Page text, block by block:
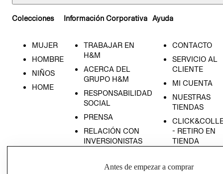
Colecciones
MUJER
HOMBRE
NIÑOS
HOME
Información Corporativa
TRABAJAR EN
H&M
ACERCA DEL
GRUPO H&M
RESPONSABILIDAD
SOCIAL
PRENSA
RELACIÓN CON
INVERSIONISTAS
EMPRESARIAL
Ayuda
CONTACTO
SERVICIO AL
CLIENTE
MI CUENTA
NUESTRAS
TIENDAS
- RETIRO EN
TIENDA
CONDICIONES
Antes de empezar a comprar